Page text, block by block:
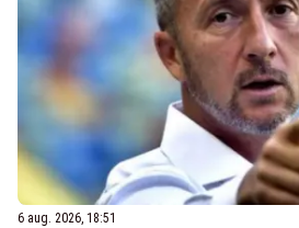
6 aug. 2026, 18:51